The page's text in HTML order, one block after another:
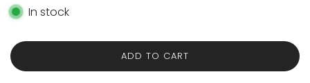
In stock
ADD TO CART
L
O